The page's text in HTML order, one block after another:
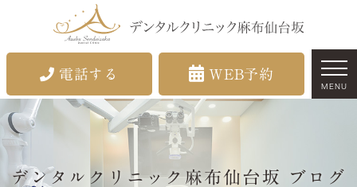
電話する WEB予約
MENU
デンタルクリニック麻布仙台坂 ブログ